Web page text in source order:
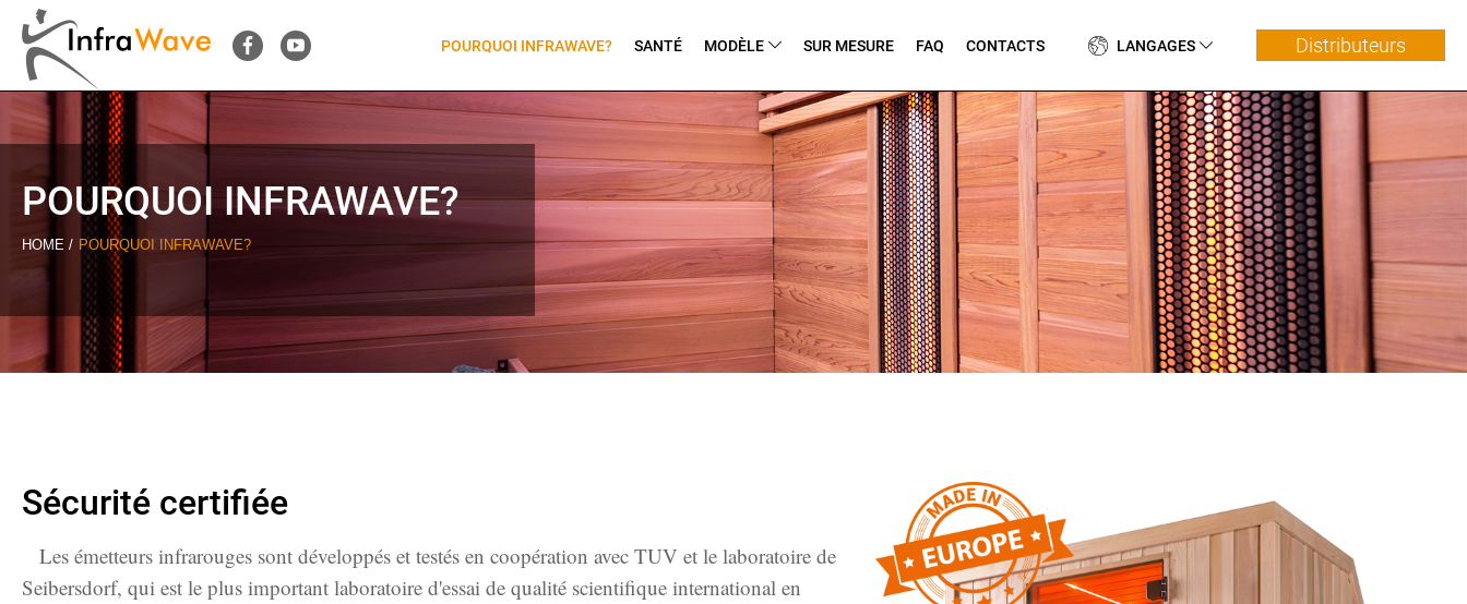
POURQUOI INFRAWAVE? SANTÉ MODÈLE SUR MESURE FAQ CONTACTS LANGAGES Distributeurs
POURQUOI INFRAWAVE?
HOME POURQUOI INFRAWAVE?
Sécurité certifiée
Les émetteurs infrarouges sont développés et testés en coopération avec TUV et le laboratoire de
Seibersdorf, qui est le plus important laboratoire d'essai de qualité scientifique international en